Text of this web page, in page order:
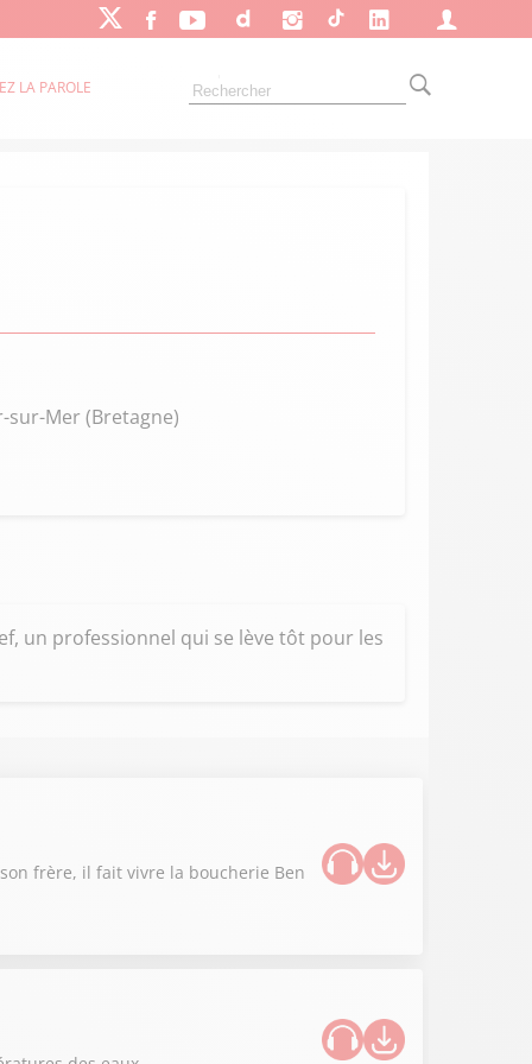
LA PAROLE
sur-Mer (Bretagne)
un professionnel qui se lève tôt pour les
frère, il fait vivre la boucherie Ben